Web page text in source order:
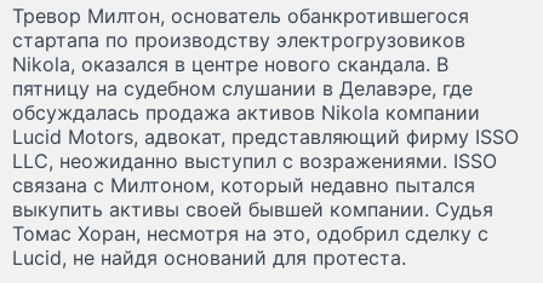
Тревор Милтон, основатель обанкротившегося
стартапа по производству электрогрузовиков
Nikola, оказался в центре нового скандала. В
пятницу на судебном слушании в Делавэре, где
обсуждалась продажа активов Nikola компании
Lucid Motors, адвокат, представляющий фирму ISSO
LLC, неожиданно выступил с возражениями. ISSO
связана с Милтоном, который недавно пытался
выкупить активы своей бывшей компании. Судья
Томас Хоран, несмотря на это, одобрил сделку с
Lucid, не найдя оснований для протеста.